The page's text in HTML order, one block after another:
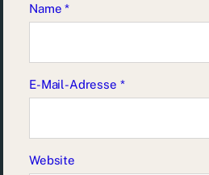
Name*
E-Mail-Adresse *
Website